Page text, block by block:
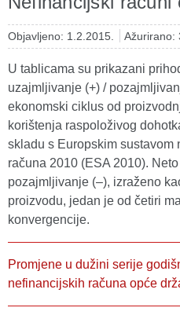
Objavljeno: 1.2.2015. Ažurirano:
U tablicama su prikazani
uzajmljivanje (+) /
ekonomski ciklus od
korištenja raspoloživog
skladu s Europskim
računa 2010 (ESA 2010).
pozajmljivanje (–), izraženo
proizvodu, jedan je od četiri
konvergencije.
Promjene u dužini serije
nefinancijskih računa opće